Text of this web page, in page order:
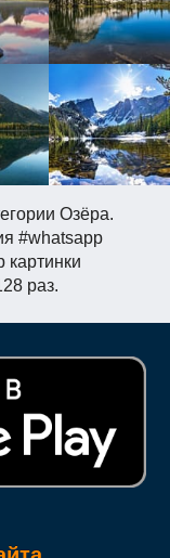
Озёра.
#whatsapp
картинки
раз.